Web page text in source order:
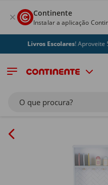
Continente
Instalar a aplicação
Livros Escolares! Aproveite
O que procura?